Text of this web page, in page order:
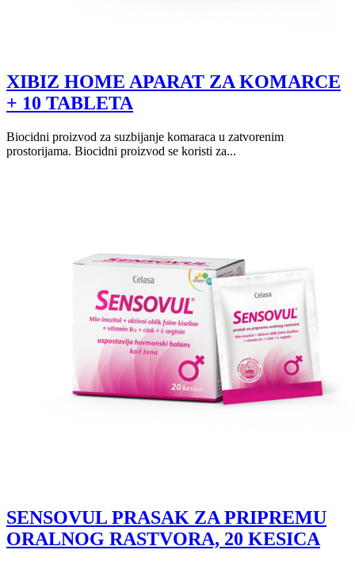
XIBIZ HOME APARAT ZA KOMARCE
+ 10 TABLETA
Biocidni proizvod za suzbijanje komaraca u zatvorenim
prostorijama. Biocidni proizvod se koristi za...
SENSOVUL PRASAK ZA PRIPREMU
ORALNOG RASTVORA, 20 KESICA